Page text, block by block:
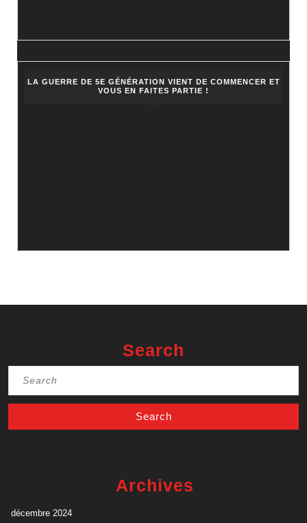
LA GUERRE DE 5E GÉNÉRATION VIENT DE COMMENCER ET
VOUS EN FAITES PARTIE !
Search
Archives
décembre 2024